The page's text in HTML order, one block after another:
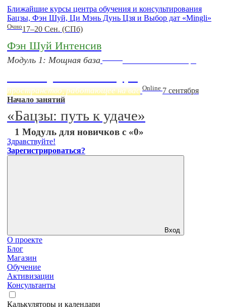
Ближайшие курсы центра обучения и консультирования
Бацзы, Фэн Шуй, Ци Мэнь Дунь Цзя и Выбор дат «Mingli»
Очно17–20 Сен. (СПб)
Фэн Шуй Интенсив
Модуль 1: Мощная база
пространство, работающее на вас Online 7 сентября
Начало занятий
«Бацзы: путь к удаче»
1 Модуль для новичков с «0»
Здравствуйте!
Зарегистрироваться?
Вход
О проекте
Блог
Магазин
Обучение
Активизации
Консультанты
Калькуляторы и календари